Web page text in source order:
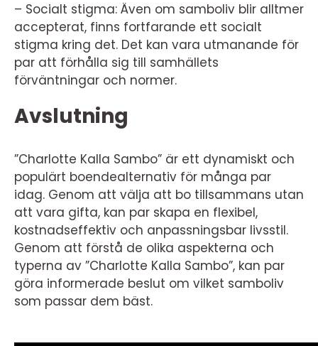
– Socialt stigma: Även om samboliv blir alltmer
accepterat, finns fortfarande ett socialt
stigma kring det. Det kan vara utmanande för
par att förhålla sig till samhällets
förväntningar och normer.
Avslutning
”Charlotte Kalla Sambo” är ett dynamiskt och
populärt boendealternativ för många par
idag. Genom att välja att bo tillsammans utan
att vara gifta, kan par skapa en flexibel,
kostnadseffektiv och anpassningsbar livsstil.
Genom att förstå de olika aspekterna och
typerna av ”Charlotte Kalla Sambo”, kan par
göra informerade beslut om vilket samboliv
som passar dem bäst.